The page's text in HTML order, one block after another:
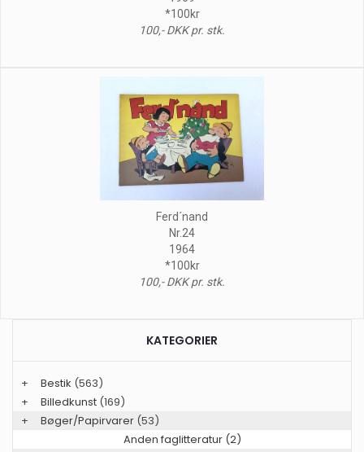
*100kr
100,- DKK pr. stk.
Ferd´nand
Nr.24
1964
*100kr
100,- DKK pr. stk.
KATEGORIER
+ Bestik (563)
+
Billedkunst (169)
+
Bøger/Papirvarer (53)
Anden faglitteratur (2)